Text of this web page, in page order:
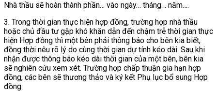
Nhà thầu sẽ hoàn thành phần… vào ngày… tháng… năm….
3. Trong thời gian thực hiện hợp đồng, trường hợp nhà thầu
hoặc chủ đầu tư gặp khó khăn dẫn đến chậm trễ thời gian thực
hiện Hợp đồng thì một bên phải thông báo cho bên kia biết,
đồng thời nêu rõ lý do cùng thời gian dự tính kéo dài. Sau khi
nhận được thông báo kéo dài thời gian của một bên, bên kia
sẽ nghiên cứu xem xét. Trường hợp chấp thuận gia hạn hợp
đồng, các bên sẽ thương thảo và ký kết Phụ lục bổ sung Hợp
đồng.